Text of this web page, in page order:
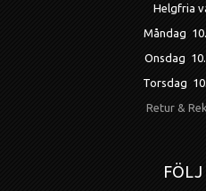
Helgfria
Måndag
Onsdag
Torsdag
Retur &
FÖLJ